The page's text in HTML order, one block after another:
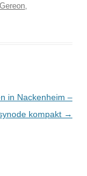
in Nackenheim –
kompakt →